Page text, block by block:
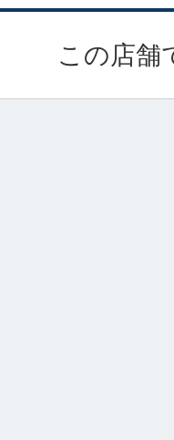
この店舗